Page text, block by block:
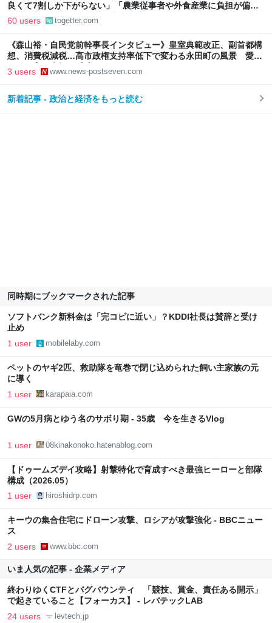
良くて7割しか下がらない」「農業従事者や外食産業に負担が偏
る」「高所得者ほど恩恵は大きい」「財源が不明確」が主な理由
60 users togetter.com
《森山裕・自民党前幹事長インタビュー》皇室典範改正、副首都構
想、消費税減税…高市政権支持率低下で変わる永田町の風景 愛子
さまの高い人気も反映か
3 users www.news-postseven.com
新着記事 - 政治と経済をもっと読む
同時期にブックマークされた記事
ソフトバンク新料金は「完コピに近い」？KDDI社長は賛辞と受け
止め
1 user mobilelaby.com
ペットのヤギ2匹、救助隊を竜巻で閉じ込められた飼い主家族の元
に導く
1 user karapaia.com
GWの5月病とゆう名のサボり期 - 35歳 今を生きるVlog
1 user 08kinakonoko.hatenablog.com
【ドゥームズデイ攻略】射撃特化で育成すべき最強ヒーローと部隊
構成（2026.05）
1 user hiroshidrp.com
キーウの集合住宅にドローン攻撃、ロシアが攻撃強化 - BBCニュー
ス
2 users www.bbc.com
いま人気の記事 - 企業メディア
終わりゆくCTFとバグバウンティ 「競技、賞金、責任ある開示」
で起きていること【フォーカス】 - レバテックLAB
24 users levtech.jp